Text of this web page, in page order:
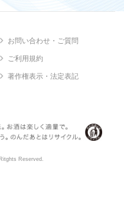
お問い合わせ・ご質問
ご利用規約
著作権表示・法定表記
Reserved.